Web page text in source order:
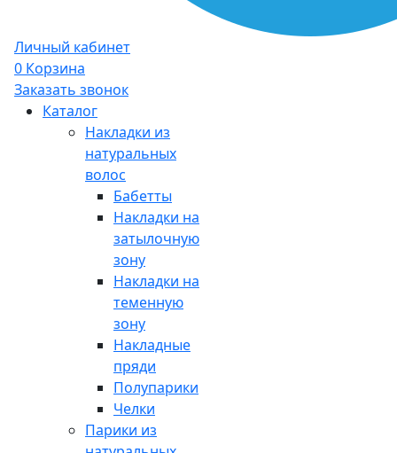
Личный кабинет
0 Корзина
Заказать звонок
Каталог
Накладки из
натуральных
волос
Бабетты
Накладки на
затылочную
зону
Накладки на
теменную
зону
Накладные
пряди
Полупарики
Челки
Парики из